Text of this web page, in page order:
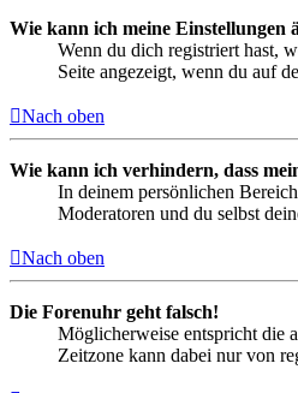
Wie kann ich meine Einstellungen
Wenn du dich registriert hast,
Seite angezeigt, wenn du auf
Nach oben
Wie kann ich verhindern, dass
In deinem persönlichen
Moderatoren und du selbst
Nach oben
Die Forenuhr geht falsch!
Möglicherweise entspricht die
Zeitzone kann dabei nur von